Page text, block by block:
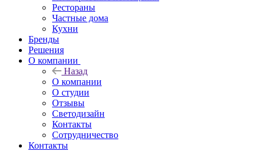
Рестораны
Частные дома
Кухни
Бренды
Решения
О компании
Назад
О компании
О студии
Отзывы
Светодизайн
Контакты
Сотрудничество
Контакты